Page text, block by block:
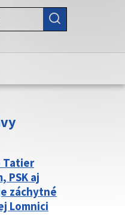
začína
Tatier
PSK aj
záchytné
Lomnici